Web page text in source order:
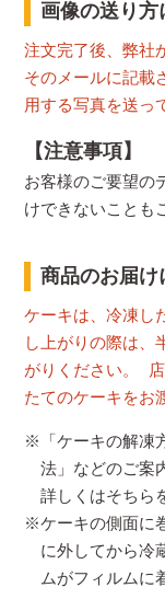
画像の送り方
注文完了後、弊社
そのメールに記載
用する写真を送っ
【注意事項】
お客様のご要望の
けできないことも
商品のお届け
ケーキは、冷凍し
し上がりの際は、
がりください。
たてのケーキをお
※「ケーキの解凍
法」などのご案
詳しくはそちら
※ケーキの側面に
に外してから冷
ムがフィルムに